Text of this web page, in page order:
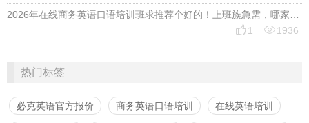
2026年在线商务英语口语培训班求推荐个好的！上班族急需，哪家好？
 1 1936
热门标签
必克英语官方报价 商务英语口语培训 在线英语培训